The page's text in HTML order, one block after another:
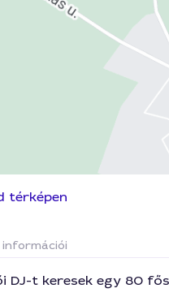
térképen
DJ-t keresek egy 80